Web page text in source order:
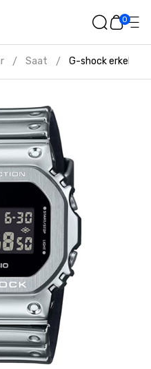
0
/ Saat / G-shock erkek